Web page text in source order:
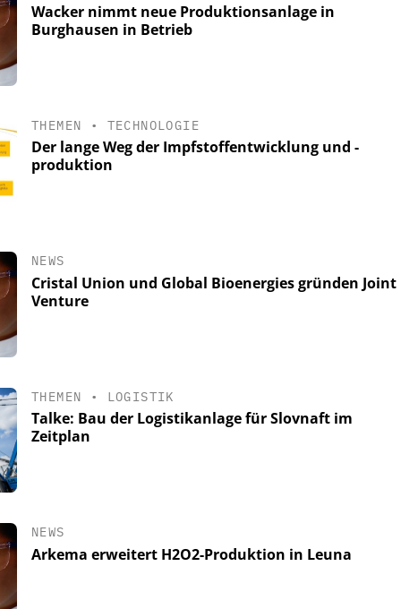
Wacker nimmt neue Produktionsanlage in
Burghausen in Betrieb
THEMEN • TECHNOLOGIE
Der lange Weg der Impfstoffentwicklung und -
produktion
NEWS
Cristal Union und Global Bioenergies gründen Joint
Venture
THEMEN • LOGISTIK
Talke: Bau der Logistikanlage für Slovnaft im
Zeitplan
NEWS
Arkema erweitert H2O2-Produktion in Leuna